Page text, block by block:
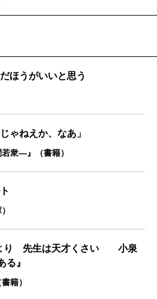
ほうがいいと思う
ゃねえか、なあ」
衆―』（書籍）
り 先生は天才くさい 小泉
る』
籍）